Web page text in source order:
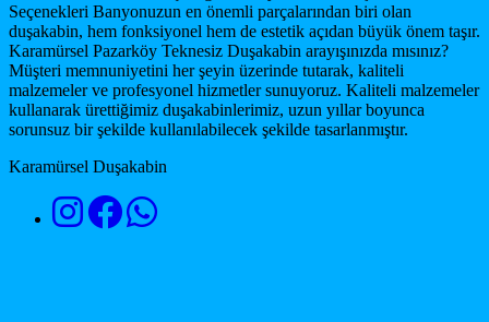
Seçenekleri Banyonuzun en önemli parçalarından biri olan
duşakabin, hem fonksiyonel hem de estetik açıdan büyük önem taşır.
Karamürsel Pazarköy Teknesiz Duşakabin arayışınızda mısınız?
Müşteri memnuniyetini her şeyin üzerinde tutarak, kaliteli
malzemeler ve profesyonel hizmetler sunuyoruz. Kaliteli malzemeler
kullanarak ürettiğimiz duşakabinlerimiz, uzun yıllar boyunca
sorunsuz bir şekilde kullanılabilecek şekilde tasarlanmıştır.
Karamürsel Duşakabin